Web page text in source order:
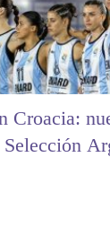
Croacia: